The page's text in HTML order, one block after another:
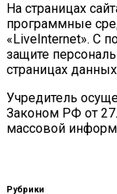
На страницах
программные
«LiveInternet». С
защите
страницах
Учредитель
Законом РФ от
массовой
Рубрики